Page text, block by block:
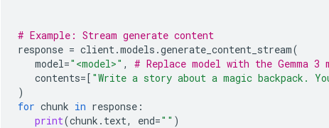
# Example: Stream generate content
response = client.models .generate_content_stream(
model="<model>" ,
# Replace model with the Gemma
contents=[ "Write a story about a magic backpack.
)
for chunk in response :
print(chunk . text, end="" )